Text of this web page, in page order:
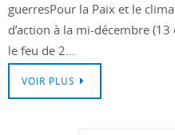
guerresPour la Paix et le
d’action à la mi-décembre
le feu de 2…
VOIR PLUS